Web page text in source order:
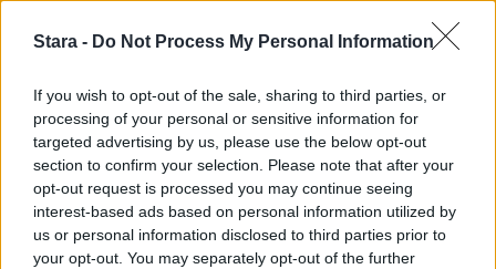
Stara - Do Not Process My Personal Information
If you wish to opt-out of the sale, sharing to third parties, or
processing of your personal or sensitive information for
targeted advertising by us, please use the below opt-out
section to confirm your selection. Please note that after your
opt-out request is processed you may continue seeing
interest-based ads based on personal information utilized by
us or personal information disclosed to third parties prior to
your opt-out. You may separately opt-out of the further
lähteeksi klikkaamalla tästäja ruksittamalla
laatikon. Voit myös lukea lisää tähän artikkeliin
liittyvistä teemoista ja aiheista, kuten
kerrostalo,rakennustyömaatai laajemmin
samasta aihealueesta Koti & Asuminen-
osioistamme.